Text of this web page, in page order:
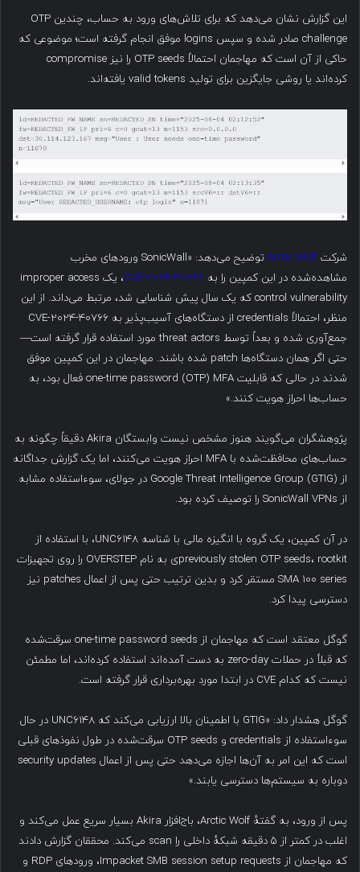
این گزارش نشان می‌دهد که برای تلاش‌های ورود به حساب، چندین OTP
challenge صادر شده و سپس logins موفق انجام گرفته است؛ موضوعی که
حاکی از آن است که مهاجمان احتمالاً OTP seeds را نیز compromise
کرده‌اند یا روشی جایگزین برای تولید valid tokens یافته‌اند.
شرکت Arctic Wolf
توضیح می‌دهد: «SonicWall ورودهای مخرب
مشاهده‌شده در این کمپین را به CVE-2024-40766
، یک improper access
control vulnerability که یک سال پیش شناسایی شد، مرتبط می‌داند. از این
منظر، احتمالاً credentials از دستگاه‌های آسیب‌پذیر به CVE-2024-40766
جمع‌آوری شده و بعداً توسط threat actors مورد استفاده قرار گرفته است—
حتی اگر همان دستگاه‌ها patch شده باشند. مهاجمان در این کمپین موفق
شدند در حالی که قابلیت one-time password (OTP) MFA فعال بود، به
حساب‌ها احراز هویت کنند.»
پژوهشگران می‌گویند هنوز مشخص نیست وابستگان Akira دقیقاً چگونه به
حساب‌های محافظت‌شده با MFA احراز هویت می‌کنند، اما یک گزارش جداگانه
از Google Threat Intelligence Group (GTIG) در جولای، سوءاستفاده مشابه
از SonicWall VPNs را توصیف کرده بود.
در آن کمپین، یک گروه با انگیزه مالی با شناسه UNC6148، با استفاده از
previously stolen OTP seeds، rootkit‌ی به نام OVERSTEP را روی تجهیزات
SMA 100 series مستقر کرد و بدین ترتیب حتی پس از اعمال patches نیز
دسترسی پیدا کرد.
گوگل معتقد است که مهاجمان از one-time password seeds سرقت‌شده
که قبلاً در حملات zero-day به دست آمده‌اند استفاده کرده‌اند، اما مطمئن
نیست که کدام CVE در ابتدا مورد بهره‌برداری قرار گرفته است.
گوگل هشدار داد: «GTIG با اطمینان بالا ارزیابی می‌کند که UNC6148 در حال
سوءاستفاده از credentials و OTP seeds سرقت‌شده در طول نفوذهای قبلی
است که این امر به آن‌ها اجازه می‌دهد حتی پس از اعمال security updates
دوباره به سیستم‌ها دسترسی یابند.»
پس از ورود، به گفتهٔ Arctic Wolf، باج‌افزار Akira بسیار سریع عمل می‌کند و
اغلب در کمتر از ۵ دقیقه شبکهٔ داخلی را scan می‌کند. محققان گزارش دادند
که مهاجمان از Impacket SMB session setup requests، ورودهای RDP و